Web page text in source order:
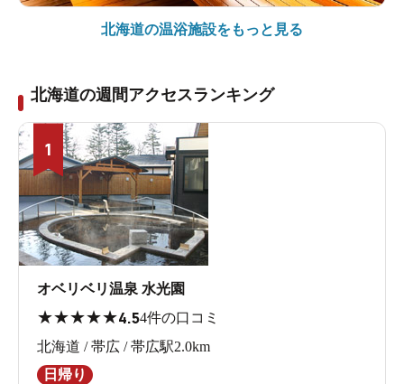
北海道の温浴施設をもっと見る
北海道の週間アクセスランキング
1
オベリベリ温泉 水光園
★★★★★4.54件の口コミ
北海道 / 帯広 / 帯広駅2.0km
日帰り